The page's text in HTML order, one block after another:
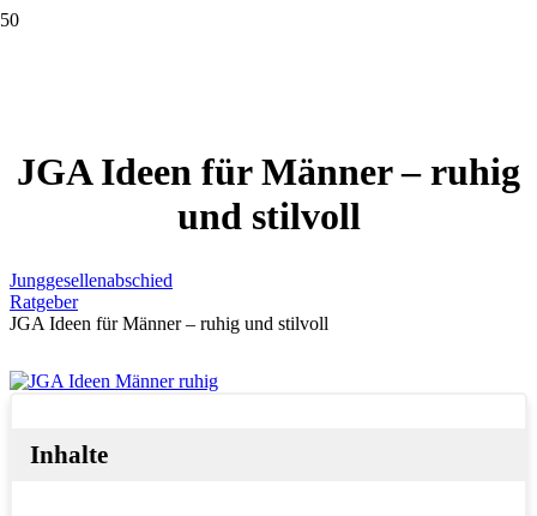
JGA Ideen für Männer – ruhig
und stilvoll
Junggesellenabschied
Ratgeber
JGA Ideen für Männer – ruhig und stilvoll
Inhalte